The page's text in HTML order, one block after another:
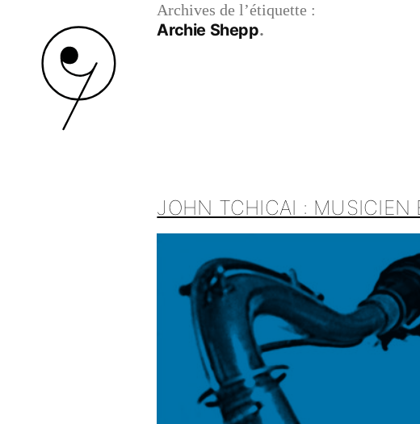
Archives de l’étiquette :
Archie Shepp
JOHN TCHICAI : MUSICIEN